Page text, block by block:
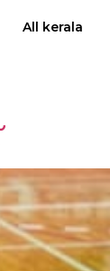
All kerala